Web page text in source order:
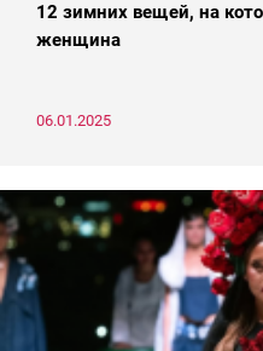
12 зимних вещей, на
женщина
06.01.2025